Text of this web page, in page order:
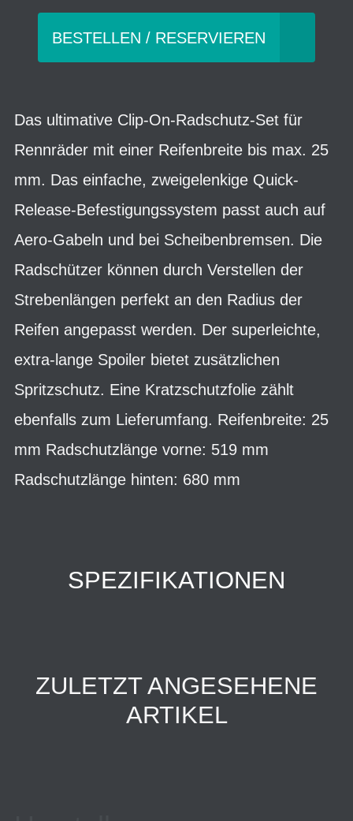
BESTELLEN / RESERVIEREN
Das ultimative Clip-On-Radschutz-Set für
Rennräder mit einer Reifenbreite bis max. 25
mm. Das einfache, zweigelenkige Quick-
Release-Befestigungssystem passt auch auf
Aero-Gabeln und bei Scheibenbremsen. Die
Radschützer können durch Verstellen der
Strebenlängen perfekt an den Radius der
Reifen angepasst werden. Der superleichte,
extra-lange Spoiler bietet zusätzlichen
Spritzschutz. Eine Kratzschutzfolie zählt
ebenfalls zum Lieferumfang. Reifenbreite: 25
mm Radschutzlänge vorne: 519 mm
Radschutzlänge hinten: 680 mm
SPEZIFIKATIONEN
ZULETZT ANGESEHENE
ARTIKEL